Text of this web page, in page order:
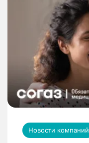
Новости компаний